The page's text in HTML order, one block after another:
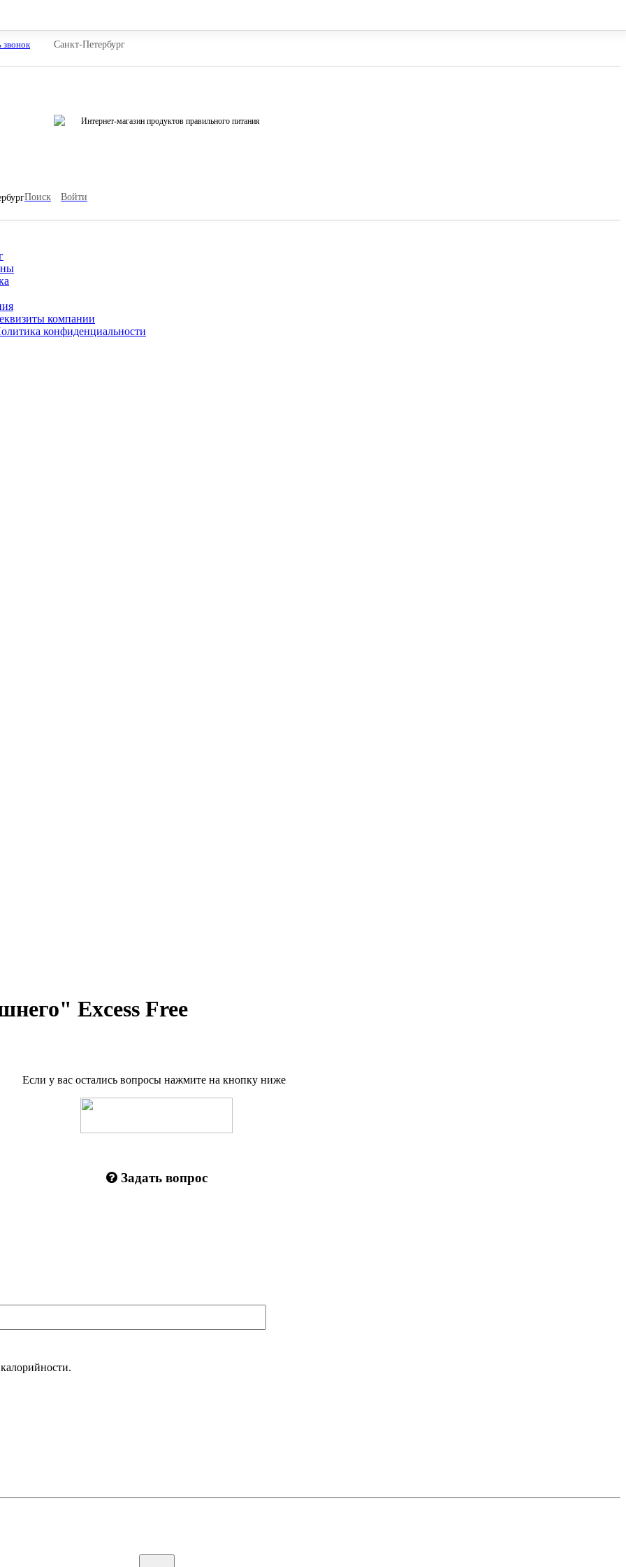
звонок Санкт-Петербург
Интернет-магазин продуктов правильного питания
Поиск Войти
компании
конфиденциальности
Excess Free
Если у вас остались вопросы нажмите на кнопку ниже
Задать вопрос